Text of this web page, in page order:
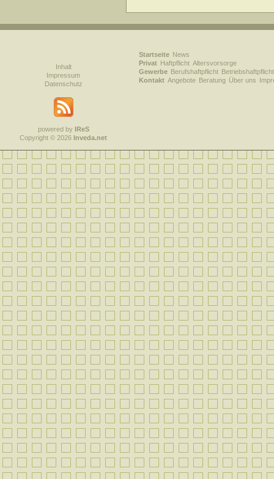
Inhalt
Impressum
Datenschutz
powered by IReS
Copyright © 2026 Inveda.net
Startseite News
Privat Haftpflicht Altersvorsorge
Gewerbe Berufshaftpflicht Betriebshaftpflicht
Kontakt Angebote Beratung Über uns